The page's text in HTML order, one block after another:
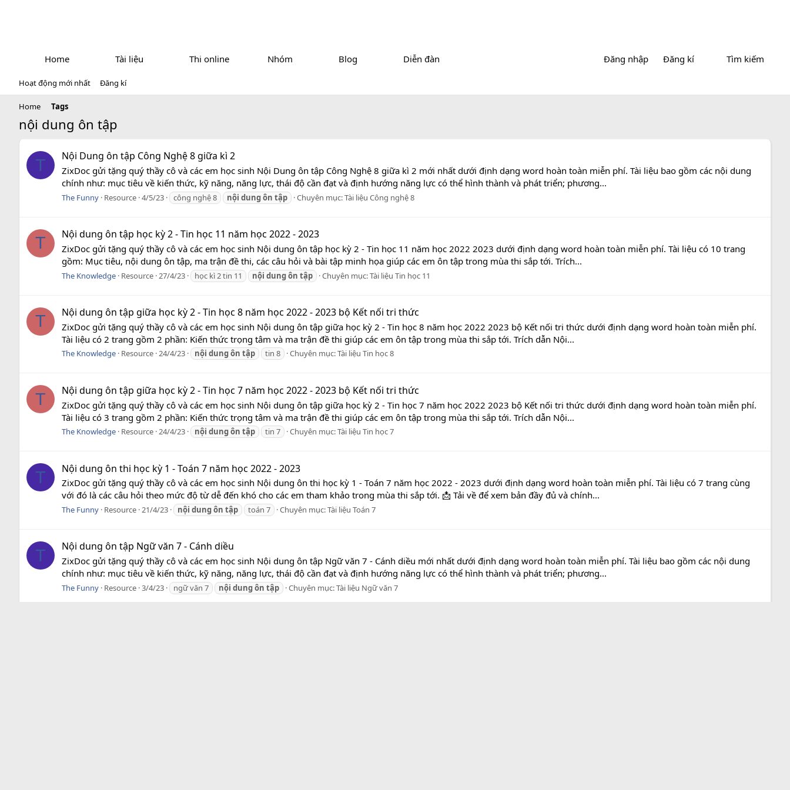
Home Tài liệu Thi online Nhóm Blog Diễn đàn Đăng nhập Đăng kí Tìm kiếm
Hoạt động mới nhất Đăng kí
Home Tags
nội dung ôn tập
T Nội Dung ôn tập Công Nghệ 8 giữa kì 2
ZixDoc gửi tặng quý thầy cô và các em học sinh Nội Dung ôn tập Công Nghệ 8 giữa kì 2 mới nhất dưới định dạng word hoàn toàn miễn phí. Tài liệu bao gồm các nội dung
chính như: mục tiêu về kiến thức, kỹ năng, năng lực, thái độ cần đạt và định hướng năng lực có thể hình thành và phát triển; phương...
The Funny Resource 4/5/23 công nghệ 8 nội dungôn tập Chuyên mục:Tài liệu Công nghệ 8
T Nội dung ôn tập học kỳ 2 - Tin học 11 năm học 2022 - 2023
ZixDoc gửi tặng quý thầy cô và các em học sinh Nội dung ôn tập học kỳ 2 - Tin học 11 năm học 2022 2023 dưới định dạng word hoàn toàn miễn phí. Tài liệu có 10 trang
gồm: Mục tiêu, nội dung ôn tập, ma trận đề thi, các câu hỏi và bài tập minh họa giúp các em ôn tập trong mùa thi sắp tới. Trích...
The Knowledge Resource 27/4/23 học kì 2 tin 11 nội dungôn tập Chuyên mục:Tài liệu Tin học 11
T Nội dung ôn tập giữa học kỳ 2 - Tin học 8 năm học 2022 - 2023 bộ Kết nối tri thức
ZixDoc gửi tặng quý thầy cô và các em học sinh Nội dung ôn tập giữa học kỳ 2 - Tin học 8 năm học 2022 2023 bộ Kết nối tri thức dưới định dạng word hoàn toàn miễn phí.
Tài liệu có 2 trang gồm 2 phần: Kiến thức trọng tâm và ma trận đề thi giúp các em ôn tập trong mùa thi sắp tới. Trích dẫn Nội...
The Knowledge Resource 24/4/23 nội dungôn tập tin 8 Chuyên mục:Tài liệu Tin học 8
T Nội dung ôn tập giữa học kỳ 2 - Tin học 7 năm học 2022 - 2023 bộ Kết nối tri thức
ZixDoc gửi tặng quý thầy cô và các em học sinh Nội dung ôn tập giữa học kỳ 2 - Tin học 7 năm học 2022 2023 bộ Kết nối tri thức dưới định dạng word hoàn toàn miễn phí.
Tài liệu có 3 trang gồm 2 phần: Kiến thức trọng tâm và ma trận đề thi giúp các em ôn tập trong mùa thi sắp tới. Trích dẫn Nội...
The Knowledge Resource 24/4/23 nội dungôn tập tin 7 Chuyên mục:Tài liệu Tin học 7
T Nội dung ôn thi học kỳ 1 - Toán 7 năm học 2022 - 2023
ZixDoc gửi tặng quý thầy cô và các em học sinh Nội dung ôn thi học kỳ 1 - Toán 7 năm học 2022 - 2023 dưới định dạng word hoàn toàn miễn phí. Tài liệu có 7 trang cùng
với đó là các câu hỏi theo mức độ từ dễ đến khó cho các em tham khảo trong mùa thi sắp tới. 📩 Tải về để xem bản đầy đủ và chính...
The Funny Resource 21/4/23 nội dungôn tập toán 7 Chuyên mục:Tài liệu Toán 7
T Nội dung ôn tập Ngữ văn 7 - Cánh diều
ZixDoc gửi tặng quý thầy cô và các em học sinh Nội dung ôn tập Ngữ văn 7 - Cánh diều mới nhất dưới định dạng word hoàn toàn miễn phí. Tài liệu bao gồm các nội dung
chính như: mục tiêu về kiến thức, kỹ năng, năng lực, thái độ cần đạt và định hướng năng lực có thể hình thành và phát triển; phương...
The Funny Resource 3/4/23 ngữ văn 7 nội dungôn tập Chuyên mục:Tài liệu Ngữ văn 7